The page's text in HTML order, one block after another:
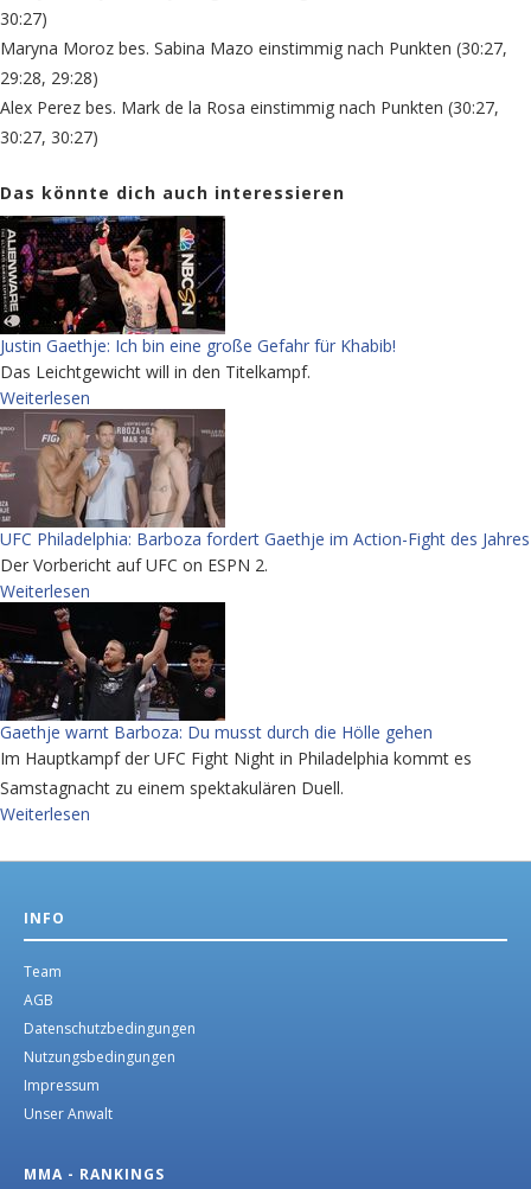
30:27)
Maryna Moroz bes. Sabina Mazo einstimmig nach Punkten (30:27,
29:28, 29:28)
Alex Perez bes. Mark de la Rosa einstimmig nach Punkten (30:27,
30:27, 30:27)
Das könnte dich auch interessieren
Justin Gaethje: Ich bin eine große Gefahr für Khabib!
Das Leichtgewicht will in den Titelkampf.
Weiterlesen
UFC Philadelphia: Barboza fordert Gaethje im Action-Fight des Jahres
Der Vorbericht auf UFC on ESPN 2.
Weiterlesen
Gaethje warnt Barboza: Du musst durch die Hölle gehen
Im Hauptkampf der UFC Fight Night in Philadelphia kommt es
Samstagnacht zu einem spektakulären Duell.
Weiterlesen
INFO
Team
AGB
Datenschutzbedingungen
Nutzungsbedingungen
Impressum
Unser Anwalt
MMA - RANKINGS